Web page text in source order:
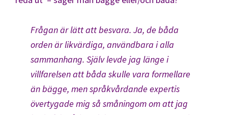
Frågan är lätt att besvara. Ja, de båda
orden är likvärdiga, användbara i alla
sammanhang. Själv levde jag länge i
villfarelsen att båda skulle vara formellare
än bägge, men språkvårdande expertis
övertygade mig så småningom om att jag